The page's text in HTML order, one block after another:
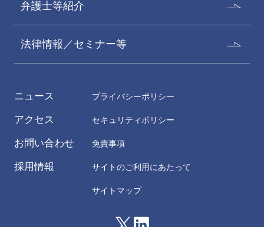
弁護士等紹介
法律情報／セミナー等
ニュース
アクセス
お問い合わせ
採用情報
プライバシーポリシー
セキュリティポリシー
免責事項
サイトのご利用にあたって
サイトマップ